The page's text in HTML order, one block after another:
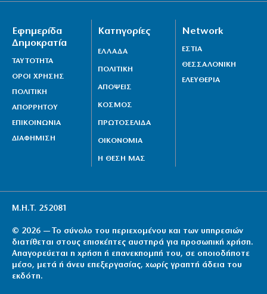
Εφημερίδα
Δημοκρατία
ΤΑΥΤΟΤΗΤΑ
ΟΡΟΙ ΧΡΗΣΗΣ
ΠΟΛΙΤΙΚΗ
ΑΠΟΡΡΗΤΟΥ
ΕΠΙΚΟΙΝΩΝΙΑ
ΔΙΑΦΗΜΙΣΗ
Κατηγορίες
ΕΛΛΑΔΑ
ΠΟΛΙΤΙΚΗ
ΑΠΟΨΕΙΣ
ΚΟΣΜΟΣ
ΠΡΩΤΟΣΕΛΙΔΑ
ΟΙΚΟΝΟΜΙΑ
Η ΘΕΣΗ ΜΑΣ
Network
ΕΣΤΙΑ
ΘΕΣΣΑΛΟΝΙΚΗ
ΕΛΕΥΘΕΡΙΑ
Μ.Η.Τ. 252081
© 2026 — Το σύνολο του περιεχομένου και των υπηρεσιών
διατίθεται στους επισκέπτες αυστηρά για προσωπική χρήση.
Απαγορεύεται η χρήση ή επανεκπομπή του, σε οποιοδήποτε
μέσο, μετά ή άνευ επεξεργασίας, χωρίς γραπτή άδεια του
εκδότη.